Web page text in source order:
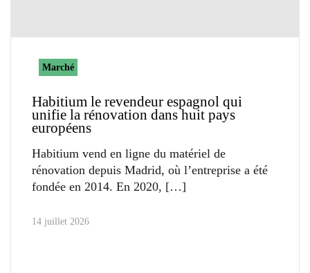
Marché
Habitium le revendeur espagnol qui
unifie la rénovation dans huit pays
européens
Habitium vend en ligne du matériel de
rénovation depuis Madrid, où l’entreprise a été
fondée en 2014. En 2020,
14 juillet 2026